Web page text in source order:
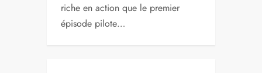
riche en action que le premier
épisode pilote…